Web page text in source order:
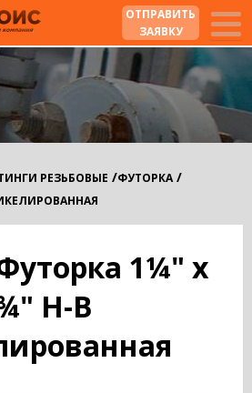
ОТПРАВИТЬ
ЗАЯВКУ
РЕЗЬБОВЫЕ /ФУТОРКА/
1¼" х
Н-В